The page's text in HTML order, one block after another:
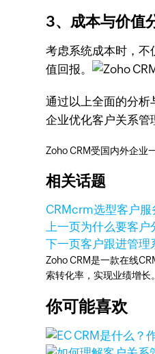
3、成本与价值
考虑系统成本时，不
值回报。
通过以上全面的分析
企业优化客户关系管
Zoho CRM受国内外企业
相关话题
CRMcrm选型客户服
上一页为什么要客户
下一页客户跟进管理
Zoho CRM是一款在线
索转化率，实现业绩增长。
你可能喜欢